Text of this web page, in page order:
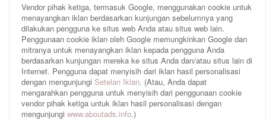
Vendor pihak ketiga, termasuk Google, menggunakan cookie untuk
menayangkan iklan berdasarkan kunjungan sebelumnya yang
dilakukan pengguna ke situs web Anda atau situs web lain.
Penggunaan cookie iklan oleh Google memungkinkan Google dan
mitranya untuk menayangkan iklan kepada pengguna Anda
berdasarkan kunjungan mereka ke situs Anda dan/atau situs lain di
Internet. Pengguna dapat menyisih dari iklan hasil personalisasi
dengan mengunjungi Setelan Iklan. (Atau, Anda dapat
mengarahkan pengguna untuk menyisih dari penggunaan cookie
vendor pihak ketiga untuk iklan hasil personalisasi dengan
mengunjungi www.aboutads.info.)